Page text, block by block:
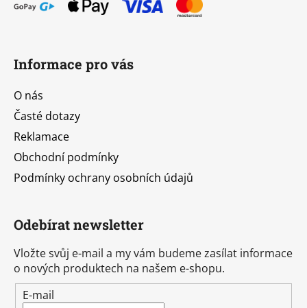
Informace pro vás
O nás
Časté dotazy
Reklamace
Obchodní podmínky
Podmínky ochrany osobních údajů
Odebírat newsletter
Vložte svůj e-mail a my vám budeme zasílat informace
o nových produktech na našem e-shopu.
E-mail